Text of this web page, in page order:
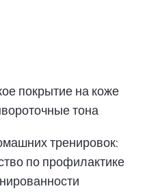
покрытие на коже
тона
тренировок:
по профилактике